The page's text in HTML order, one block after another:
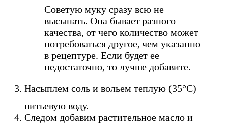
Советую муку сразу всю не
высыпать. Она бывает разного
качества, от чего количество может
потребоваться другое, чем указанно
в рецептуре. Если будет ее
недостаточно, то лучше добавите.
Насыплем соль и вольем теплую (35°С)
питьевую воду.
Следом добавим растительное масло и